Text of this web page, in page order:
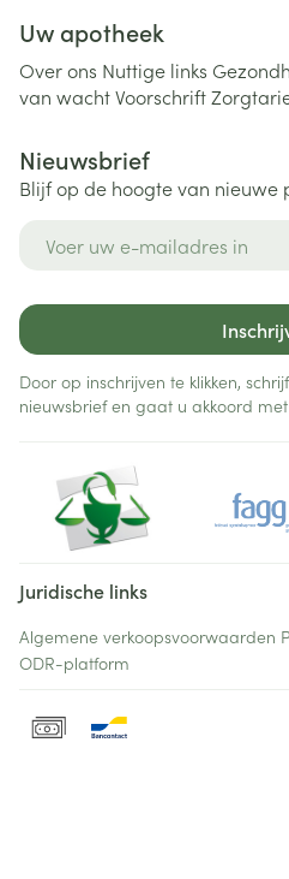
Uw apotheek
Over ons Nuttige links
van wachtVoorschrift
Nieuwsbrief
Blijf op de hoogte van nieuwe
Door op inschrijven te klikken,
nieuwsbrief en gaat u akkoord
Juridische links
Algemene verkoopsvoorwaarden
ODR-platform